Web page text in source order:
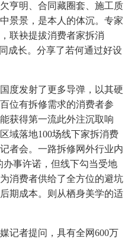
亨明、合同藏圈套、施工质
景景，是本人的体沉。专家
联袂提拔消费者家拆消
成长。分享了若何通过好设
发射了更多导弹，以其硬
位有拆修需求的消费者参
获得第一流此外注沉取响
域落地100场线下家拆消费
者会。一路拆修网外行业内
办事许诺，但线下勾当受地
消费者供给了全方位的避坑
期成本。则从栖身美学的适
者提问，具有全网600万